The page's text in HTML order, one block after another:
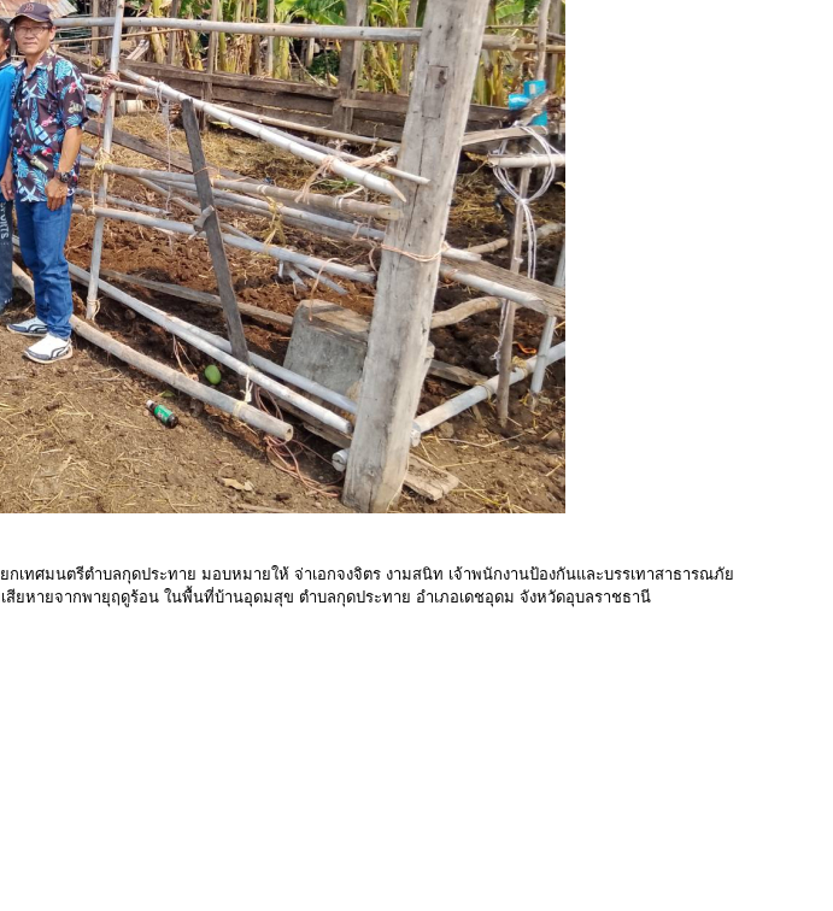
เทศมนตรีตำบลกุดประทาย มอบหมายให้ จ่าเอกจงจิตร งามสนิท เจ้าพนักงานป้องกันและบรรเทาสาธารณภัย
ยหายจากพายุฤดูร้อน ในพื้นที่บ้านอุดมสุข ตำบลกุดประทาย อำเภอเดชอุดม จังหวัดอุบลราชธานี